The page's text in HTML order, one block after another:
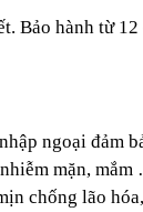
Bảo hành từ 12
ngoại
mặn,
chống lão